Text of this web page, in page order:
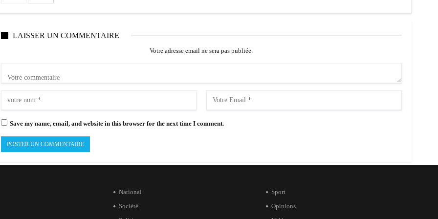
LAISSER UN COMMENTAIRE
Votre adresse email ne sera pas publiée.
Save my name, email, and website in this browser for the next time I comment.
National
Société
Sport
Opinions